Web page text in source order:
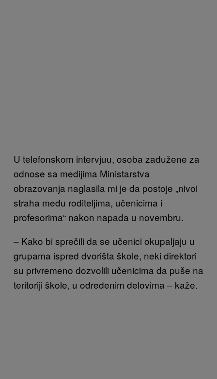
U telefonskom intervjuu, osoba zadužene za
odnose sa medijima Ministarstva
obrazovanja naglasila mi je da postoje „nivoi
straha među roditeljima, učenicima i
profesorima“ nakon napada u novembru.
– Kako bi sprečili da se učenici okupaljaju u
grupama ispred dvorišta škole, neki direktori
su privremeno dozvolili učenicima da puše na
teritoriji škole, u određenim delovima – kaže.